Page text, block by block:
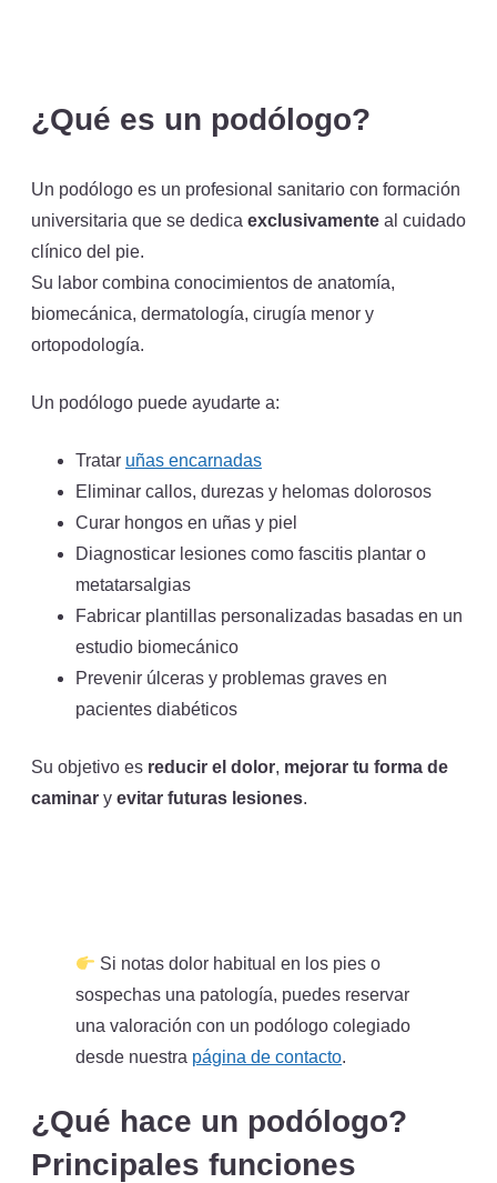
¿Qué es un podólogo?
Un podólogo es un profesional sanitario con formación
universitaria que se dedica exclusivamente al cuidado
clínico del pie.
Su labor combina conocimientos de anatomía,
biomecánica, dermatología, cirugía menor y
ortopodología.
Un podólogo puede ayudarte a:
Tratar uñas encarnadas
Eliminar callos, durezas y helomas dolorosos
Curar hongos en uñas y piel
Diagnosticar lesiones como fascitis plantar o
metatarsalgias
Fabricar plantillas personalizadas basadas en un
estudio biomecánico
Prevenir úlceras y problemas graves en
pacientes diabéticos
Su objetivo es reducir el dolor, mejorar tu forma de
caminar y evitar futuras lesiones.
Si notas dolor habitual en los pies o
sospechas una patología, puedes reservar
una valoración con un podólogo colegiado
desde nuestra página de contacto.
¿Qué hace un podólogo?
Principales funciones